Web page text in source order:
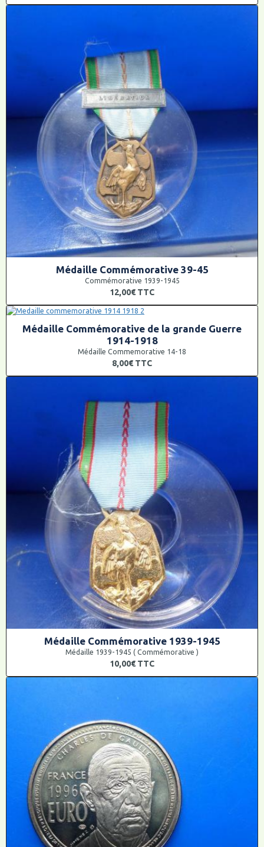
Médaille Commémorative 39-45
Commémorative 1939-1945
12,00€ TTC
Médaille Commémorative de la grande Guerre
1914-1918
Médaille Commemorative 14-18
8,00€ TTC
Médaille Commémorative 1939-1945
Médaille 1939-1945 ( Commémorative )
10,00€ TTC